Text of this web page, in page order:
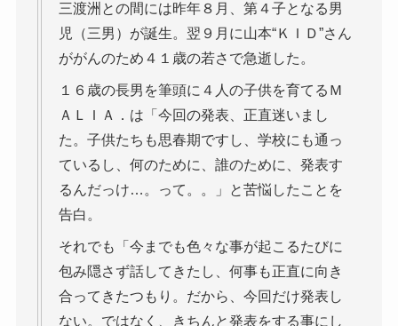
三渡洲との間には昨年８月、第４子となる男
児（三男）が誕生。翌９月に山本“ＫＩＤ”さん
ががんのため４１歳の若さで急逝した。
１６歳の長男を筆頭に４人の子供を育てるＭ
ＡＬＩＡ．は「今回の発表、正直迷いまし
た。子供たちも思春期ですし、学校にも通っ
ているし、何のために、誰のために、発表す
るんだっけ…。って。。」と苦悩したことを
告白。
それでも「今までも色々な事が起こるたびに
包み隠さず話してきたし、何事も正直に向き
合ってきたつもり。だから、今回だけ発表し
ない。ではなく、きちんと発表をする事にし